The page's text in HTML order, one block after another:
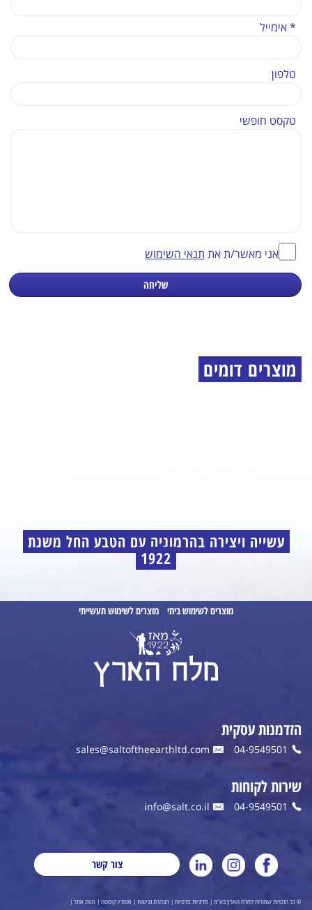
* אימייל
טלפון
טקסט חופשי
אני מאשר/ת את תנאי השימוש
שליחה
מוצרים דומים
עשייה ויצירה בהרמוניה עם הטבע החל משנת
1922
מוצרים לשימוש ביתי מוצרים לשימוש תעשייתי
הזדמנות עסקית
04-9549501
sales@saltoftheearthltd.com
שירות לקוחות
04-9549501
info@salt.co.il
צור קשר
© כל הזכויות שמורות למלח הארץ בע"מ | מדיניות פרטיות | הצהרת נגישות | סטודיו קוסטה | מפת אתר |